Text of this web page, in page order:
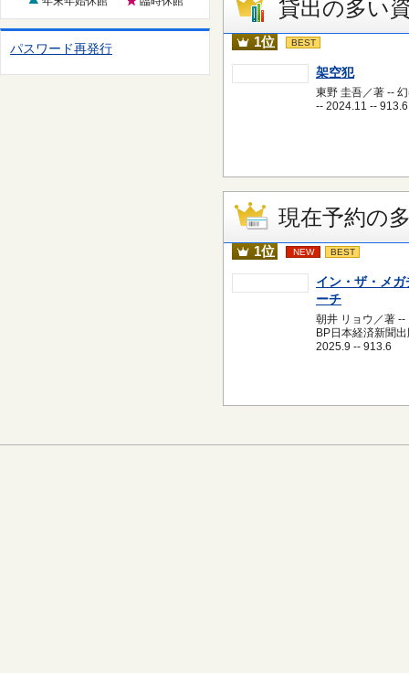
日
パスワード再発行
貸出の多い
1位 BEST
架空犯
東野 圭吾／著 --
-- 2024.11 -- 913.6
現在予約の
1位 NEW BEST
イン・ザ・メガ
ーチ
朝井 リョウ／著 --
BP日本経済新聞
2025.9 -- 913.6